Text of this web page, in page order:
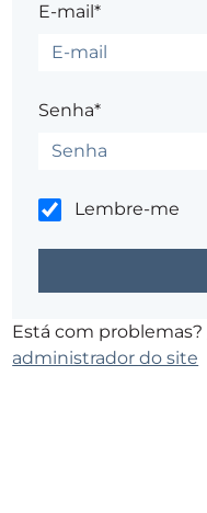
E-mail*
Senha*
Lembre-me
Está com problemas?
administrador do site